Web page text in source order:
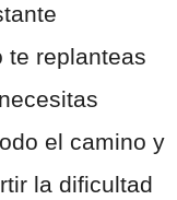
te replanteas
el camino y
la dificultad